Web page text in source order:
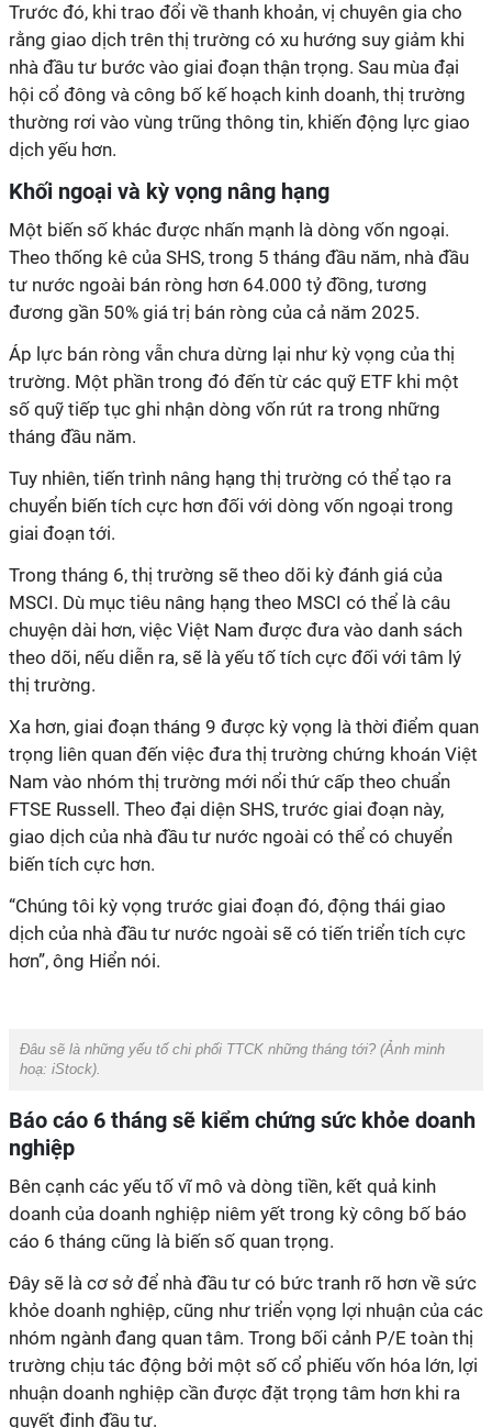
Trước đó, khi trao đổi về thanh khoản, vị chuyên gia cho
rằng giao dịch trên thị trường có xu hướng suy giảm khi
nhà đầu tư bước vào giai đoạn thận trọng. Sau mùa đại
hội cổ đông và công bố kế hoạch kinh doanh, thị trường
thường rơi vào vùng trũng thông tin, khiến động lực giao
dịch yếu hơn.
Khối ngoại và kỳ vọng nâng hạng
Một biến số khác được nhấn mạnh là dòng vốn ngoại.
Theo thống kê của SHS, trong 5 tháng đầu năm, nhà đầu
tư nước ngoài bán ròng hơn 64.000 tỷ đồng, tương
đương gần 50% giá trị bán ròng của cả năm 2025.
Áp lực bán ròng vẫn chưa dừng lại như kỳ vọng của thị
trường. Một phần trong đó đến từ các quỹ ETF khi một
số quỹ tiếp tục ghi nhận dòng vốn rút ra trong những
tháng đầu năm.
Tuy nhiên, tiến trình nâng hạng thị trường có thể tạo ra
chuyển biến tích cực hơn đối với dòng vốn ngoại trong
giai đoạn tới.
Trong tháng 6, thị trường sẽ theo dõi kỳ đánh giá của
MSCI. Dù mục tiêu nâng hạng theo MSCI có thể là câu
chuyện dài hơn, việc Việt Nam được đưa vào danh sách
theo dõi, nếu diễn ra, sẽ là yếu tố tích cực đối với tâm lý
thị trường.
Xa hơn, giai đoạn tháng 9 được kỳ vọng là thời điểm quan
trọng liên quan đến việc đưa thị trường chứng khoán Việt
Nam vào nhóm thị trường mới nổi thứ cấp theo chuẩn
FTSE Russell. Theo đại diện SHS, trước giai đoạn này,
giao dịch của nhà đầu tư nước ngoài có thể có chuyển
biến tích cực hơn.
“Chúng tôi kỳ vọng trước giai đoạn đó, động thái giao
dịch của nhà đầu tư nước ngoài sẽ có tiến triển tích cực
hơn”, ông Hiển nói.
Đâu sẽ là những yếu tố chi phối TTCK những tháng tới? (Ảnh minh
hoạ: iStock).
Báo cáo 6 tháng sẽ kiểm chứng sức khỏe doanh
nghiệp
Bên cạnh các yếu tố vĩ mô và dòng tiền, kết quả kinh
doanh của doanh nghiệp niêm yết trong kỳ công bố báo
cáo 6 tháng cũng là biến số quan trọng.
Đây sẽ là cơ sở để nhà đầu tư có bức tranh rõ hơn về sức
khỏe doanh nghiệp, cũng như triển vọng lợi nhuận của các
nhóm ngành đang quan tâm. Trong bối cảnh P/E toàn thị
trường chịu tác động bởi một số cổ phiếu vốn hóa lớn, lợi
nhuận doanh nghiệp cần được đặt trọng tâm hơn khi ra
quyết định đầu tư.